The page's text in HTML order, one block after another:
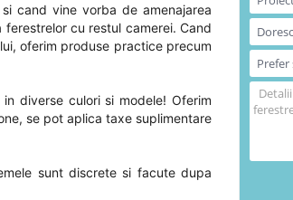
cand vine vorba de amenajarea
cu restul camerei. Cand
oferim produse practice precum
diverse culori si modele! Oferim
se pot aplica taxe suplimentare
sunt discrete si facute dupa